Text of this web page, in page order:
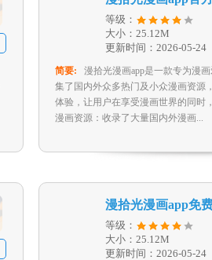
等级：
大小：25.12M
更新时间：2026-05-24
简要:
漫拾光漫画app是一款专为漫
集了国内外众多热门及小众漫画资源
体验，让用户在享受漫画世界的同时
漫画资源：收录了大量国内外漫画...
漫拾光漫画app免
等级：
大小：25.12M
更新时间：2026-05-24